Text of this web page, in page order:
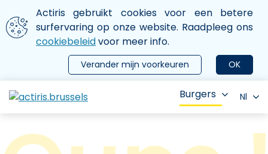
Aller au contenu principal
We gebruiken cookies
Actiris gebruikt cookies voor een betere
surfervaring op onze website. Raadpleeg ons
cookiebeleidvoor meer info.
OK
Verander mijn voorkeuren
le menu
Burgers Nl